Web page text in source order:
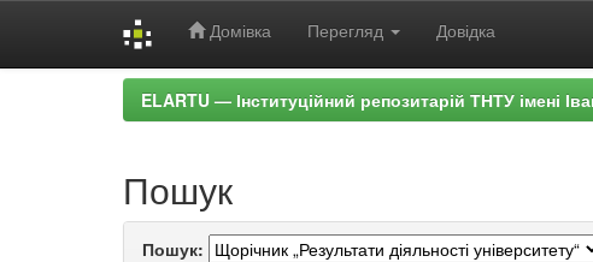
Домівка Перегляд Довідка
ELARTU — Інституційний репозитарій ТНТУ імені
Пошук
Пошук: